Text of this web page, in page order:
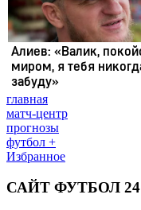
главная
матч-центр
прогнозы
футбол +
Избранное
САЙТ ФУТБОЛ 24